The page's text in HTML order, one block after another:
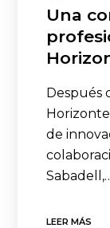
Una
Después
de
LEER MÁS